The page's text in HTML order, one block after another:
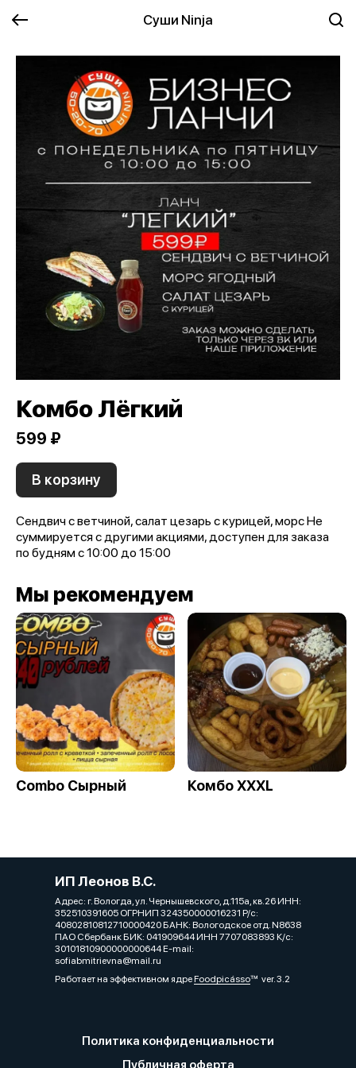
Суши Ninja
Комбо Лёгкий
599 ₽
В корзину
Сендвич с ветчиной, салат цезарь с курицей, морс Не
суммируется с другими акциями, доступен для заказа
по будням с 10:00 до 15:00
Мы рекомендуем
Combo Сырный Комбо XXXL
ИП Леонов В.С.
Адрес: г. Вологда, ул. Чернышевского, д.115а, кв.26 ИНН:
352510391605 ОГРНИП 324350000016231 Р/с:
40802810812710000420 БАНК: Вологодское отд. N8638
ПАО Сбербанк БИК: 041909644 ИНН 7707083893 К/с:
30101810900000000644 E-mail:
sofiabmitrievna@mail.ru
Работает на эффективном ядреFoodpicássover. 3.2
Политика конфиденциальности
Публичная оферта